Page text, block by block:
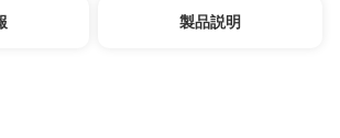
製品説明